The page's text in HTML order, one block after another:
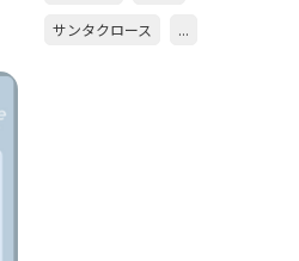
サンタクロース
...